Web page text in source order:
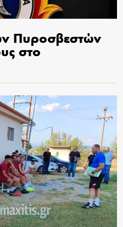
Πυροσβεστών
στο